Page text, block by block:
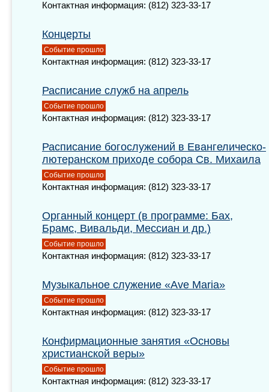
Контактная информация: (812) 323-33-17
Концерты
Событие прошло
Контактная информация: (812) 323-33-17
Расписание служб на апрель
Событие прошло
Контактная информация: (812) 323-33-17
Расписание богослужений в Евангелическо-
лютеранском приходе собора Св. Михаила
Событие прошло
Контактная информация: (812) 323-33-17
Органный концерт (в программе: Бах,
Брамс, Вивальди, Мессиан и др.)
Событие прошло
Контактная информация: (812) 323-33-17
Музыкальное служение «Ave Maria»
Событие прошло
Контактная информация: (812) 323-33-17
Конфирмационные занятия «Основы
христианской веры»
Событие прошло
Контактная информация: (812) 323-33-17